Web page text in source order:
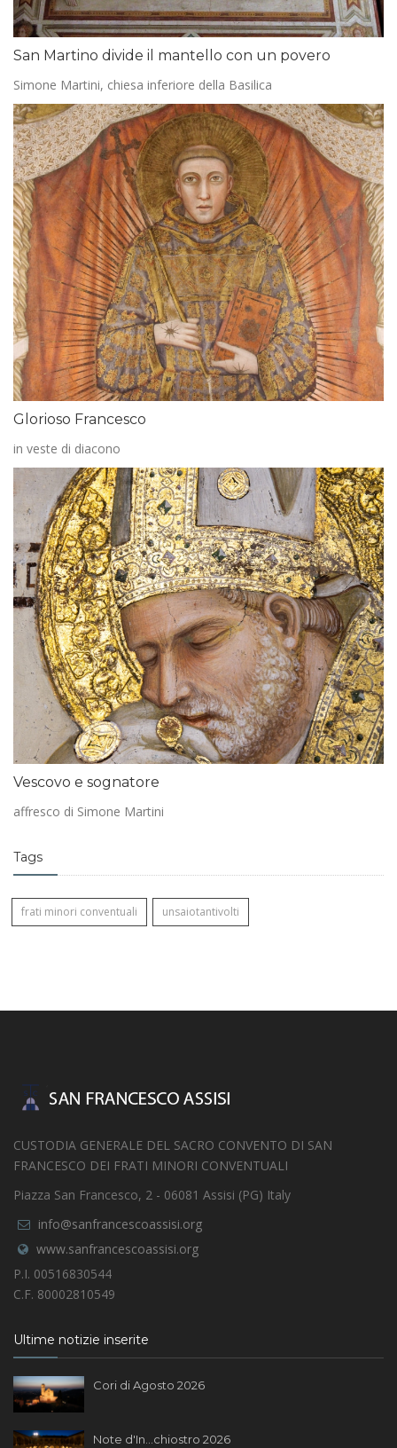
San Martino divide il mantello con un povero
Simone Martini, chiesa inferiore della Basilica
Glorioso Francesco
in veste di diacono
Vescovo e sognatore
affresco di Simone Martini
Tags
frati minori conventuali unsaiotantivolti
CUSTODIA GENERALE DEL SACRO CONVENTO DI SAN
FRANCESCO DEI FRATI MINORI CONVENTUALI
Piazza San Francesco, 2 - 06081 Assisi (PG) Italy
info@sanfrancescoassisi.org
www.sanfrancescoassisi.org
P.I. 00516830544
C.F. 80002810549
Ultime notizie inserite
Cori di Agosto 2026
Note d'In...chiostro 2026